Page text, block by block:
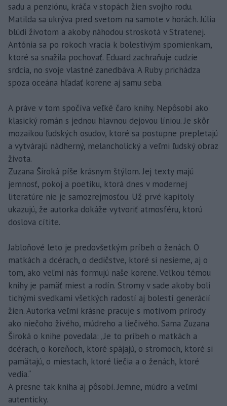
sadu a penziónu, kráča v stopách žien svojho rodu.
Matilda sa ukrýva pred svetom na samote v horách. Júlia
blúdi životom a akoby náhodou stroskotá v Stratenej.
Antónia sa po rokoch vracia k bolestivým spomienkam,
ktoré sa snažila pochovať. Eduard zachraňuje cudzie
srdcia, no svoje vlastné zanedbáva. A Ruby prichádza
spoza oceána hľadať korene aj samu seba.
A práve v tom spočíva veľké čaro knihy. Nepôsobí ako
klasický román s jednou hlavnou dejovou líniou. Je skôr
mozaikou ľudských osudov, ktoré sa postupne prepletajú
a vytvárajú nádherný, melancholický a veľmi ľudský obraz
života.
Zuzana Široká píše krásnym štýlom. Jej texty majú
jemnosť, pokoj a poetiku, ktorá dnes v modernej
literatúre nie je samozrejmosťou. Už prvé kapitoly
ukazujú, že autorka dokáže vytvoriť atmosféru, ktorú
doslova cítite.
Jabloňové leto je predovšetkým príbeh o ženách. O
matkách a dcérach, o dedičstve, ktoré si nesieme, aj o
tom, ako veľmi nás formujú naše korene. Veľkou témou
knihy je pamäť miest a rodín. Stromy v sade akoby boli
tichými svedkami všetkých radostí aj bolestí generácií
žien. Autorka veľmi krásne pracuje s motívom prírody
ako niečoho živého, múdreho a liečivého. Sama Zuzana
Široká o knihe povedala: „Je to príbeh o matkách a
dcérach, o koreňoch, ktoré spájajú, o stromoch, ktoré si
pamätajú, o miestach, ktoré liečia a o ženách, ktoré
vedia.“
A presne tak kniha aj pôsobí. Jemne, múdro a veľmi
autenticky.